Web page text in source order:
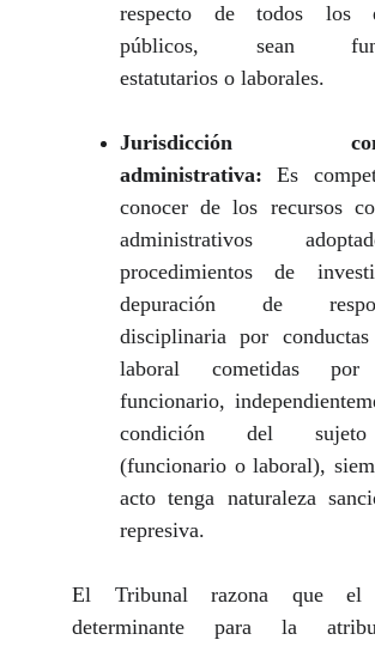
respecto de todos los
públicos, sean
estatutarios o laborales.
Jurisdicción
administrativa: Es
conocer de los recursos
administrativos
procedimientos de
depuración de
disciplinaria por
laboral cometidas por
funcionario,
condición del
(funcionario o laboral),
acto tenga naturaleza
represiva.
El Tribunal razona que el
determinante para la